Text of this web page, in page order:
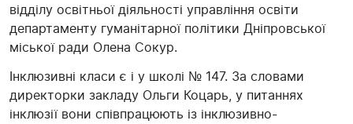
відділу освітньої діяльності управління освіти
департаменту гуманітарної політики Дніпровської
міської ради Олена Сокур.
Інклюзивні класи є і у школі № 147. За словами
директорки закладу Ольги Коцарь, у питаннях
інклюзії вони співпрацюють із інклюзивно-